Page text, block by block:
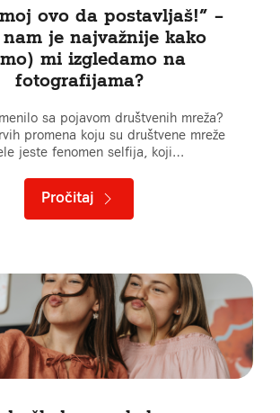
ovo da postavljaš!” –
nam je najvažnije kako
mi izgledamo na
fotografijama?
sa pojavom društvenih mreža?
promena koju su društvene mreže
jeste fenomen selfija, koji…
Pročitaj